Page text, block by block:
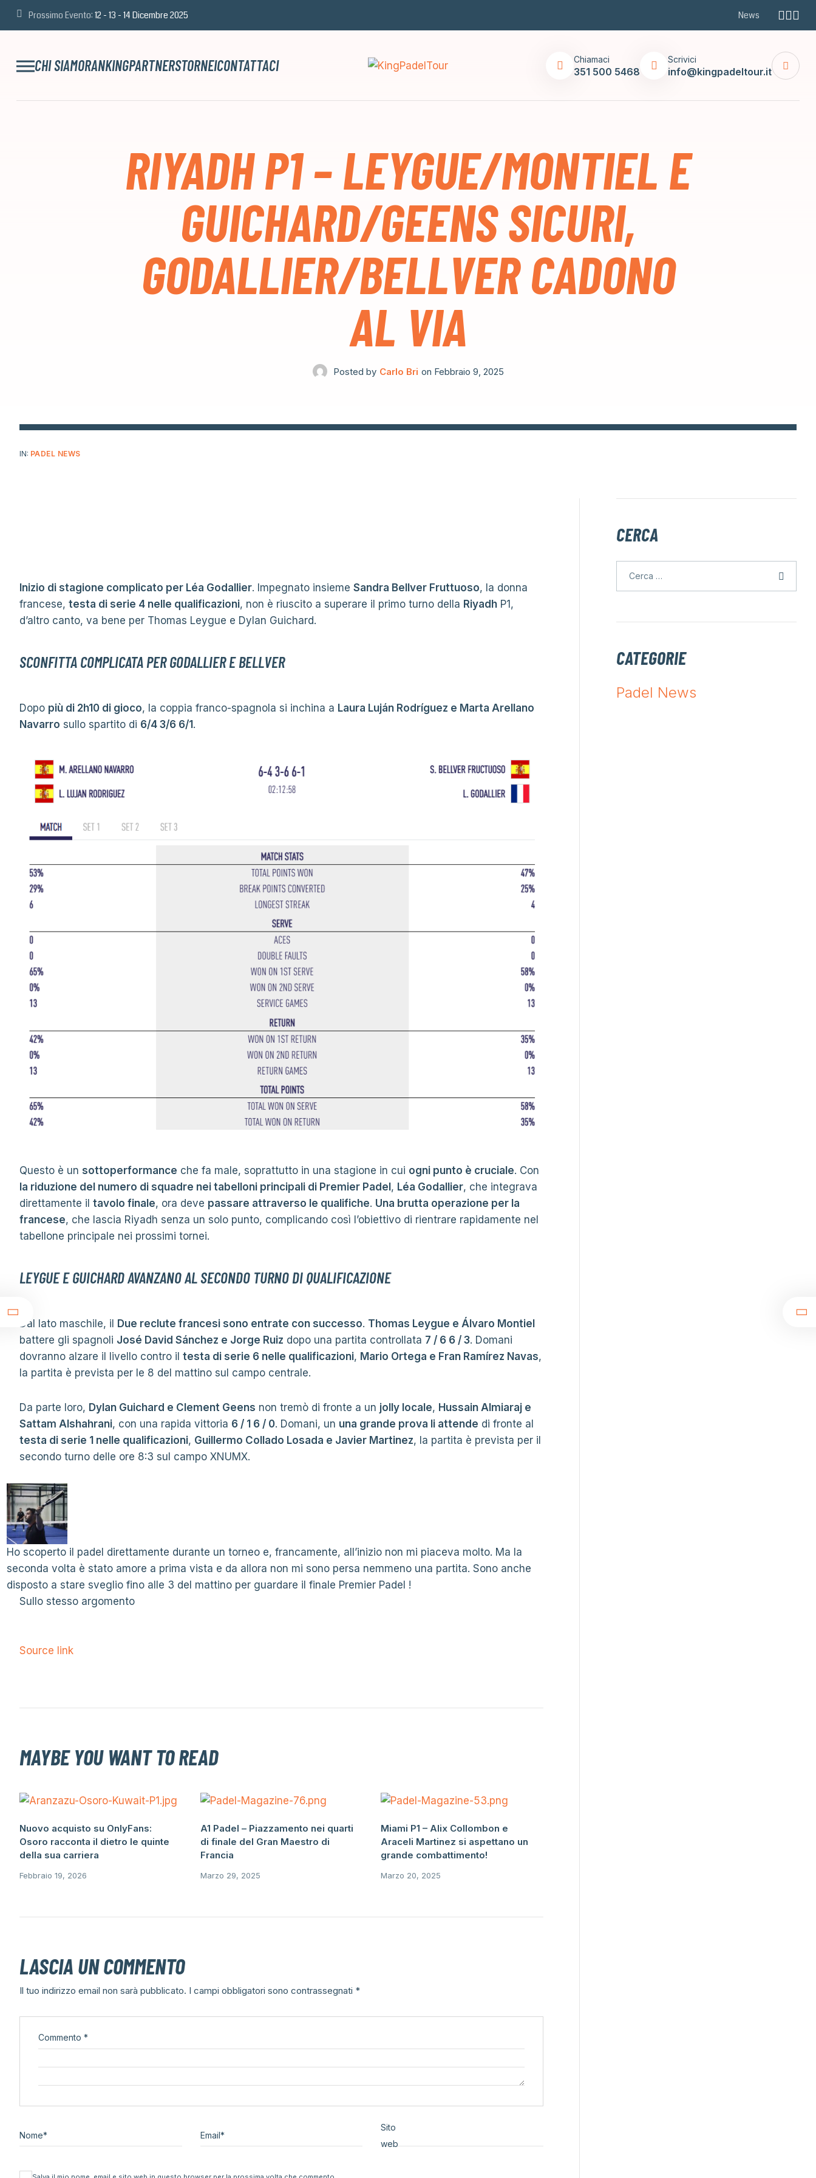
Prossimo Evento: 12 - 13 - 14 Dicembre 2025 News
CHI SIAMORANKINGPARTNERSTORNEICONTATTACI Chiamaci
351 500 5468
Scrivici
info@kingpadeltour.it
RIYADH P1 – LEYGUE/MONTIEL E
GUICHARD/GEENS SICURI,
GODALLIER/BELLVER CADONO
AL VIA
Posted by Carlo Bri on Febbraio 9, 2025
IN: PADEL NEWS
Inizio di stagione complicato per Léa Godallier. Impegnato insieme Sandra Bellver Fruttuoso, la donna
francese, testa di serie 4 nelle qualificazioni, non è riuscito a superare il primo turno della Riyadh P1,
d’altro canto, va bene per Thomas Leygue e Dylan Guichard.
SCONFITTA COMPLICATA PER GODALLIER E BELLVER
Dopo più di 2h10 di gioco, la coppia franco-spagnola si inchina a Laura Luján Rodríguez e Marta Arellano
Navarro sullo spartito di 6/4 3/6 6/1 .
Questo è un sottoperformance che fa male, soprattutto in una stagione in cui ogni punto è cruciale. Con
la riduzione del numero di squadre nei tabelloni principali di Premier Padel , Léa Godallier, che integrava
direttamente il tavolo finale, ora deve passare attraverso le qualifiche. Una brutta operazione per la
francese, che lascia Riyadh senza un solo punto, complicando così l’obiettivo di rientrare rapidamente nel
tabellone principale nei prossimi tornei.
LEYGUE E GUICHARD AVANZANO AL SECONDO TURNO DI QUALIFICAZIONE
Dal lato maschile, il Due reclute francesi sono entrate con successo. Thomas Leygue e Álvaro Montiel
battere gli spagnoli José David Sánchez e Jorge Ruiz dopo una partita controllata 7 / 6 6 / 3. Domani
dovranno alzare il livello contro il testa di serie 6 nelle qualificazioni, Mario Ortega e Fran Ramírez Navas,
la partita è prevista per le 8 del mattino sul campo centrale.
Da parte loro, Dylan Guichard e Clement Geens non tremò di fronte a un jolly locale, Hussain Almiaraj e
Sattam Alshahrani, con una rapida vittoria 6 / 1 6 / 0. Domani, un una grande prova li attende di fronte al
testa di serie 1 nelle qualificazioni, Guillermo Collado Losada e Javier Martinez, la partita è prevista per il
secondo turno delle ore 8:3 sul campo XNUMX.
Ho scoperto il padel direttamente durante un torneo e, francamente, all’inizio non mi piaceva molto. Ma la
seconda volta è stato amore a prima vista e da allora non mi sono persa nemmeno una partita. Sono anche
disposto a stare sveglio fino alle 3 del mattino per guardare il finale Premier Padel !
Sullo stesso argomento
Source link
MAYBE YOU WANT TO READ
Nuovo acquisto su OnlyFans:
Osoro racconta il dietro le quinte
della sua carriera
Febbraio 19, 2026
A1 Padel – Piazzamento nei quarti
di finale del Gran Maestro di
Francia
Marzo 29, 2025
Miami P1 – Alix Collombon e
Araceli Martinez si aspettano un
grande combattimento!
Marzo 20, 2025
LASCIA UN COMMENTO
Il tuo indirizzo email non sarà pubblicato. I campi obbligatori sono contrassegnati *
Commento *
Nome* Email *
Sito
web
CERCA
CATEGORIE
Padel News